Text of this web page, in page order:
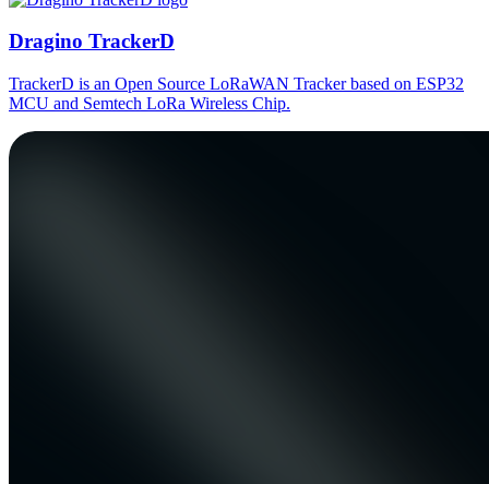
Dragino TrackerD
TrackerD is an Open Source LoRaWAN Tracker based on ESP32
MCU and Semtech LoRa Wireless Chip.